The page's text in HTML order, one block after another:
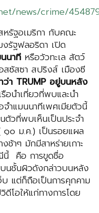
news/crime/
หรัฐอเมริกา กับคณะ
งรัฐฟลอริดา เปิด
นาที หรือวัวทะเล สัตว์
สซัสซา สปริงส์ เมืองซี
ว่า TRUMP อยู่บนหลัง
นำเที่ยวที่พบและนำ
ำแมนนาทีเพศเมียตัวนี้
ตัวที่พบเห็นเป็นประจำ
๐ ม.ค.) เป็นรอยแผล
าๆ มักมีสาหร่ายเกาะ
นี้ คือ การขูดชื่อ
นชั้นผิวดังกล่าวบนหลัง
แต่ก็ถือเป็นการคุกคาม
โอให้แก่ทางการโดย